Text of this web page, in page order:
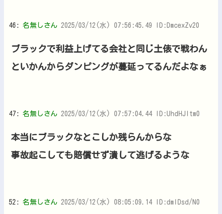
46: 名無しさん 2025/03/12(水) 07:56:45.49 ID:DmcexZv20
ブラックで利益上げてる会社と同じ土俵で戦わん
といかんからダンピングが蔓延ってるんだよなぁ
47: 名無しさん 2025/03/12(水) 07:57:04.44 ID:UhdHJItm0
本当にブラックなとこしか残らんからな
事故起こしても賠償せず潰して逃げるような
52: 名無しさん 2025/03/12(水) 08:05:09.14 ID:dmIDsd/N0